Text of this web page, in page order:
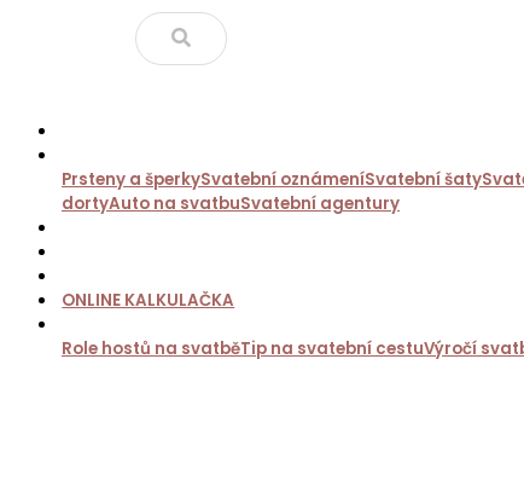
Prsteny a šperkySvatební oznámeníSvatební šaty
dortyAuto na svatbuSvatební agentury
ONLINE KALKULAČKA
Role hostů na svatběTip na svatební cestuVýročí